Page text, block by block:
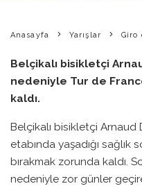
Anasayfa Yarışlar Giro
Belçikalı bisikletçi
nedeniyle Tur de
kaldı.
Belçikalı bisikletçi Arnaud
etabında yaşadığı sağlık
bırakmak zorunda kaldı.
nedeniyle zor günler